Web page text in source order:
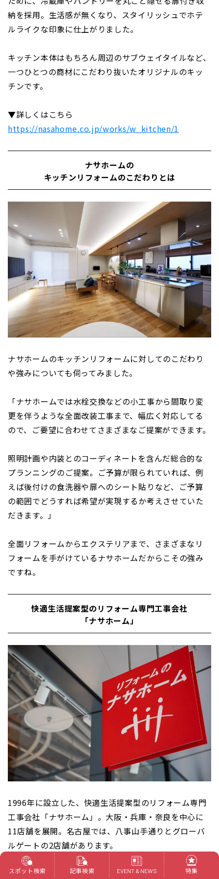
納を採用。生活感が無くなり、スタイリッシュでホテ
ルライクな印象に仕上がりました。
キッチン本体はもちろん周辺のサブウェイタイルなど、
一つひとつの商材にこだわり抜いたオリジナルのキッ
チンです。
▼詳しくはこちら
https://nasahome.co.jp/works/w_kitchen/1
ナサホームの
キッチンリフォームのこだわりとは
ナサホームのキッチンリフォームに対してのこだわり
や強みについても伺ってみました。
「ナサホームでは水栓交換などの小工事から間取り変
更を伴うような全面改装工事まで、幅広く対応してる
ので、ご要望に合わせてさまざまなご提案ができます。
照明計画や内装とのコーディネートを含んだ総合的な
プランニングのご提案。ご予算が限られていれば、例
えば後付けの食洗器や扉へのシート貼りなど、ご予算
の範囲でどうすれば希望が実現するか考えさせていた
だきます。」
全面リフォームからエクステリアまで、さまざまなリ
フォームを手がけているナサホームだからこその強み
ですね。
快適生活提案型のリフォーム専門工事会社
「ナサホーム」
1996年に設立した、快適生活提案型のリフォーム専門
工事会社「ナサホーム」。大阪・兵庫・奈良を中心に
11店舗を展開。名古屋では、八事山手通りとグローバ
ルゲートの2店舗があります。
年間約7,750件のリフォーム施工実績を誇り、これまで
スポット検索 記事検索 EVENT & NEWS 特集